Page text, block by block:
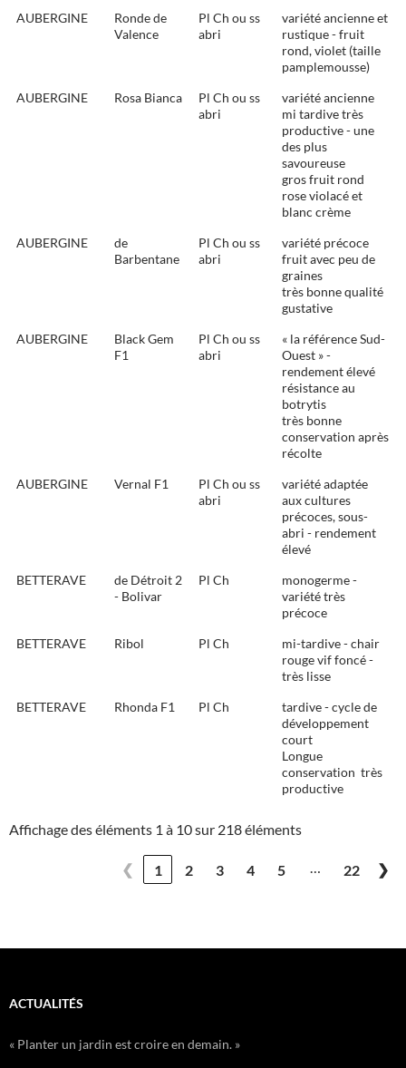
AUBERGINE
Ronde de
Valence
Pl Ch ou ss
abri
variété ancienne et
rustique - fruit
rond, violet (taille
pamplemousse)
AUBERGINE
Rosa Bianca
Pl Ch ou ss
abri
variété ancienne
mi tardive très
productive - une
des plus
savoureuse
gros fruit rond
rose violacé et
blanc crème
AUBERGINE
de
Barbentane
Pl Ch ou ss
abri
variété précoce 
fruit avec peu de
graines
très bonne qualité
gustative
AUBERGINE
Black Gem
F1
Pl Ch ou ss
abri
« la référence Sud-
Ouest » -
rendement élevé 
résistance au
botrytis
très bonne
conservation après
récolte
AUBERGINE
Vernal F1
Pl Ch ou ss
abri
variété adaptée
aux cultures
précoces, sous-
abri - rendement
élevé
BETTERAVE
de Détroit 2
- Bolivar
Pl Ch
monogerme -
variété très
précoce
BETTERAVE
Ribol Pl Ch
mi-tardive - chair
rouge vif foncé -
très lisse
BETTERAVE
Rhonda F1 Pl Ch
tardive - cycle de
développement
court
Longue
conservation  très
productive
Affichage des éléments 1 à 10 sur 218 éléments
❮ 1 2 3 4 5 … 22 ❯
ACTUALITÉS
« Planter un jardin est croire en demain. »